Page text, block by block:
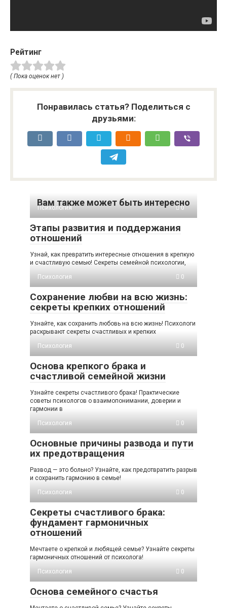
Рейтинг
( Пока оценок нет )
Понравилась статья? Поделиться с
друзьями:
Вам также может быть интересно
Психология 0
Этапы развития и поддержания
отношений
Узнай, как превратить интересные отношения в крепкую
и счастливую семью! Секреты семейной психологии,
Психология
0
Сохранение любви на всю жизнь:
секреты крепких отношений
Узнайте, как сохранить любовь на всю жизнь! Психологи
раскрывают секреты счастливых и крепких
Психология
0
Основа крепкого брака и
счастливой семейной жизни
Узнайте секреты счастливого брака! Практические
советы психологов о взаимопонимании, доверии и
гармонии в
Психология
0
Основные причины развода и пути
их предотвращения
Развод — это больно? Узнайте, как предотвратить разрыв
и сохранить гармонию в семье!
Психология
0
Секреты счастливого брака:
фундамент гармоничных
отношений
Мечтаете о крепкой и любящей семье? Узнайте секреты
гармоничных отношений от психолога!
Психология
0
Основа семейного счастья